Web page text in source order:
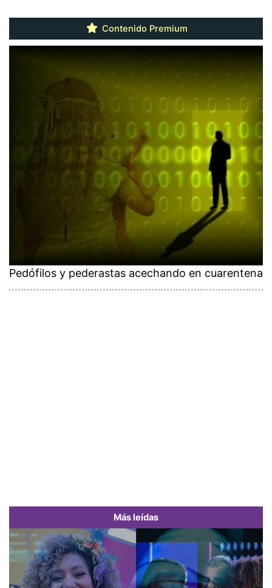
Contenido Premium
Pedófilos y pederastas acechando en cuarentena
Más leídas